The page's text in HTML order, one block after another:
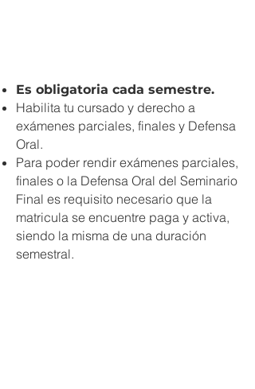
Es obligatoria cada semestre.
Habilita tu cursado y derecho a
exámenes parciales, finales y Defensa
Oral.
Para poder rendir exámenes parciales,
finales o la Defensa Oral del Seminario
Final es requisito necesario que la
matricula se encuentre paga y activa,
siendo la misma de una duración
semestral.